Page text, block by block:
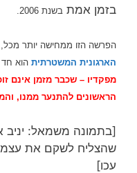
בזמן אמת בשנת 2006.
הפרשה הזו ממחישה יותר
הארגונית המשטרתית הוא חד
מפקדיו – שכבר מזמן אינם
הראשונים להתנער ממנו,
[בתמונה משמאל: יניב
שהצליח לשקם את עצמו
עכו]